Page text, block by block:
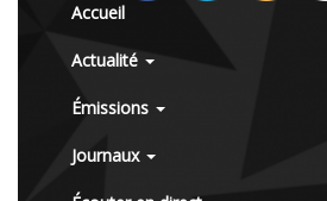
Accueil
Actualité
Émissions
Journaux